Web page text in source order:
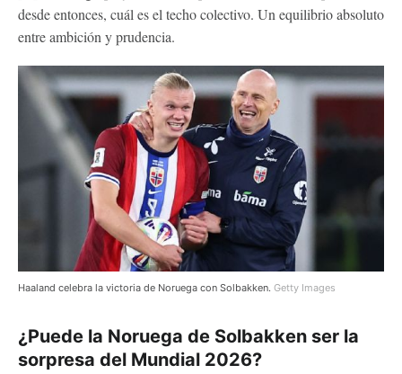
desde entonces, cuál es el techo colectivo. Un equilibrio absoluto
entre ambición y prudencia.
Haaland celebra la victoria de Noruega con Solbakken. Getty Images
¿Puede la Noruega de Solbakken ser la
sorpresa del Mundial 2026?